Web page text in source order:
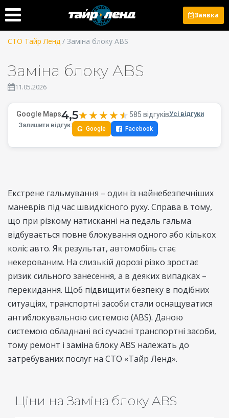
Заявка
СТО Тайр Ленд / Заміна блоку ABS
Заміна блоку ABS
11.05.2026
Google Maps4,5★★★★★
★★★★★ 585 відгуківУсі відгуки
Залишити відгук:
G Google Facebook
Екстрене гальмування – один із найнебезпечніших
маневрів під час швидкісного руху. Справа в тому,
що при різкому натисканні на педаль гальма
відбувається повне блокування одного або кількох
коліс авто. Як результат, автомобіль стає
некерованим. На слизькій дорозі різко зростає
ризик сильного занесення, а в деяких випадках –
перекидання. Щоб підвищити безпеку в подібних
ситуаціях, транспортні засоби стали оснащуватися
антиблокувальною системою (ABS). Даною
системою обладнані всі сучасні транспортні засоби,
тому ремонт і заміна блоку ABS належать до
затребуваних послуг на СТО «Тайр Ленд».
Ціни на Заміна блоку ABS